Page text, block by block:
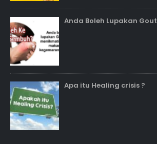
Anda Boleh Lupakan Gout
Apa itu Healing crisis ?